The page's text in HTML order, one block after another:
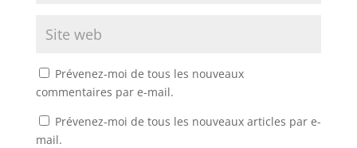
Prévenez-moi de tous les nouveaux
commentaires par e-mail.
Prévenez-moi de tous les nouveaux articles par e-
mail.